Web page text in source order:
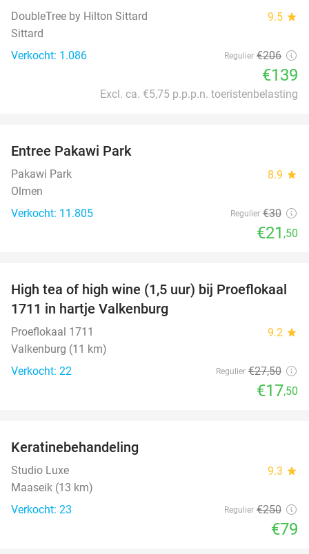
DoubleTree by Hilton Sittard 9.5 star
Sittard
Verkocht: 1.086
Regulier €206
€139
Excl. ca. €5,75 p.p.p.n. toeristenbelasting
Entree Pakawi Park
Pakawi Park 8.9 star
Olmen
Verkocht: 11.805
Regulier €30
€21 ,50
36%
High tea of high wine (1,5 uur) bij Proeflokaal
1711 in hartje Valkenburg
Proeflokaal 1711 9.2 star
Valkenburg (11 km)
Verkocht: 22
Regulier €27,50
€17,50
Keratinebehandeling
Studio Luxe 9.3 star
Maaseik (13 km)
Verkocht: 23
Regulier €250
€79